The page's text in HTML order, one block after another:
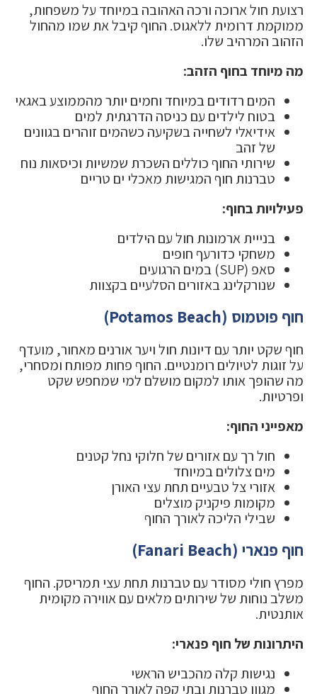
רצועת חול ארוכה ורכה האהובה במיוחד על משפחות,
ממוקמת דרומית ללאגוס. החוף קיבל את שמו מהחול
הזהוב המרהיב שלו.
מה מיוחד בחוף הזהב:
המים רדודים במיוחד וחמים יותר מהממוצע באגאי
בטוח לילדים עם כניסה הדרגתית למים
אידיאלי לשחייה בשקיעה כשהמים זוהרים בגוונים
של זהב
שירותי החוף כוללים השכרת שמשיות וכיסאות נוח
טברנות חוף המגישות מאכלי ים טריים
פעילויות בחוף:
בנייית ארמונות חול עם הילדים
משחקי כדורעף חופים
סאפ (SUP) במים הרגועים
שנורקלינג באזורים הסלעיים בקצוות
חוף פוטמוס (Potamos Beach)
חוף שקט יותר עם דיונות חול ויער אורנים מאחור, מועדף
על זוגות לטיולים רומנטיים. החוף פחות מפותח ומסחרי,
מה שהופך אותו למקום מושלם למי שמחפש שקט
ופרטיות.
מאפייני החוף:
חול רך עם אזורים של חלוקי נחל קטנים
מים צלולים במיוחד
אזורי צל טבעיים תחת עצי האורן
מקומות פיקניק מוצלים
שבילי הליכה לאורך החוף
חוף פנארי (Fanari Beach)
מפרץ חולי מסודר עם טברנות תחת עצי תמריסק. החוף
משלב נוחות של שירותים מלאים עם אווירה מקומית
אותנטית.
היתרונות של חוף פנארי:
נגישות קלה מהכביש הראשי
מגוון טברנות ובתי קפה לאורך החוף